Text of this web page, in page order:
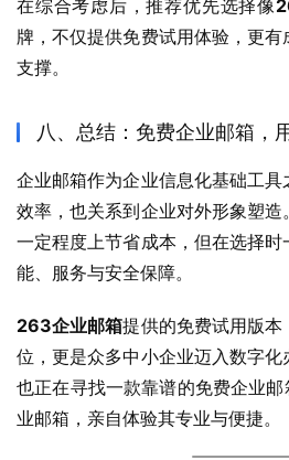
在综合考虑后，推荐优先选择像
牌，不仅提供免费试用体验，更
支撑。
八、总结：免费企业邮箱，
企业邮箱作为企业信息化基础工
效率，也关系到企业对外形象塑
一定程度上节省成本，但在选择
能、服务与安全保障。
263企业邮箱提供的免费试用版
位，更是众多中小企业迈入数字
也正在寻找一款靠谱的免费企业
业邮箱，亲自体验其专业与便捷。